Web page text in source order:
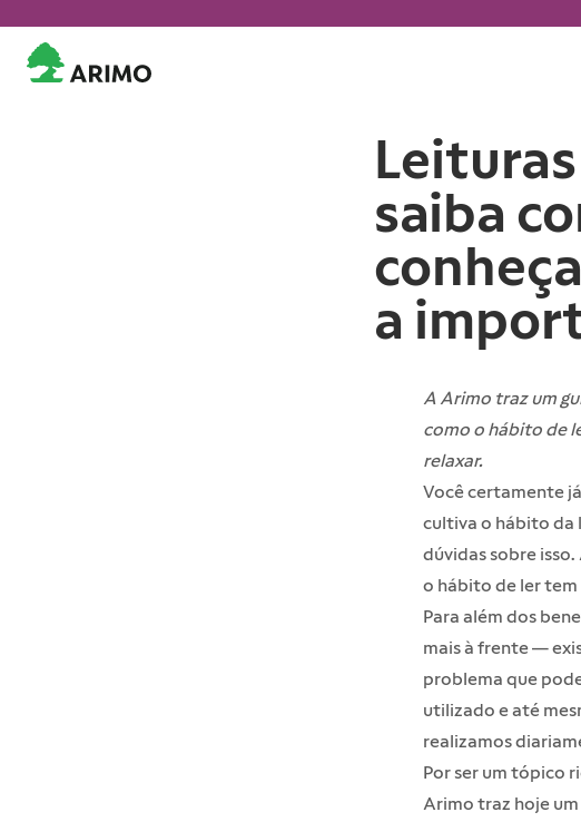
saiba
a
A Arimo traz um
como o hábito de
relaxar.
Você certamente
cultiva o hábito da
dúvidas sobre
o hábito de ler tem
Para além dos
mais à frente —
problema que
utilizado e até
realizamos
Por ser um tópico
Arimo traz hoje